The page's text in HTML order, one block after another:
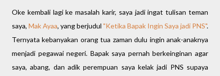
Oke kembali lagi ke masalah karir, saya jadi ingat tulisan teman
saya, Mak Ayaa, yang berjudul "Ketika Bapak Ingin Saya jadi PNS".
Ternyata kebanyakan orang tua zaman dulu ingin anak-anaknya
menjadi pegawai negeri. Bapak saya pernah berkeinginan agar
saya, abang, dan adik perempuan saya kelak jadi PNS supaya